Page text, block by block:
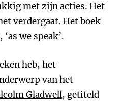
met zijn acties. Het
verdergaat. Het boek
we speak’.
heb, het
van het
Gladwell, getiteld